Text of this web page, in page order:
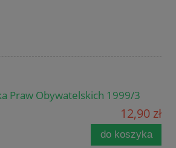
Praw Obywatelskich 1999/3
12,90 zł
do koszyka